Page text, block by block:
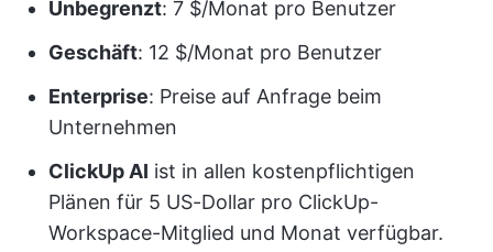
Unbegrenzt: 7 $/Monat pro Benutzer
Geschäft: 12 $/Monat pro Benutzer
Enterprise: Preise auf Anfrage beim
Unternehmen
ClickUp AI ist in allen kostenpflichtigen
Plänen für 5 US-Dollar pro ClickUp-
Workspace-Mitglied und Monat verfügbar.